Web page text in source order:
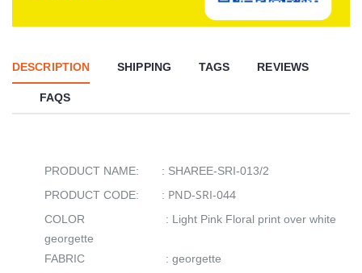
DESCRIPTION SHIPPING TAGS REVIEWS
FAQS
PRODUCT NAME: : SHAREE-SRI-013/2
PRODUCT CODE: : PND-SRI-044
COLOR : Light Pink Floral print over white
georgette
FABRIC : georgette